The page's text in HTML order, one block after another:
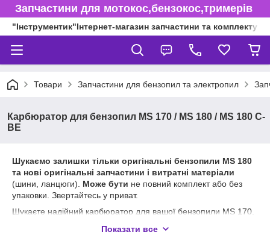
Запчастини для мотокос,бензокос,тримерів
"Інструментик"Інтернет-магазин запчастини та
Товари Запчастини для бензопил та электропил
Карбюратор для бензопил MS 170 / MS 180 / MS 180 C-
BE
Шукаємо залишки тільки оригінальні бензопили MS 180
та нові оригінальні запчастини і витратні матеріали
(шини, ланцюги). Може бути не повний комплект або без
упаковки. Звертайтесь у приват.
Шукаєте надійний карбюратор для вашої бензопили MS 170,
пропонує широкий асортимент карбюраторів, розроблених
Показати все